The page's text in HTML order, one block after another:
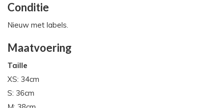
Conditie
Nieuw met labels.
Maatvoering
Taille
XS: 34cm
S: 36cm